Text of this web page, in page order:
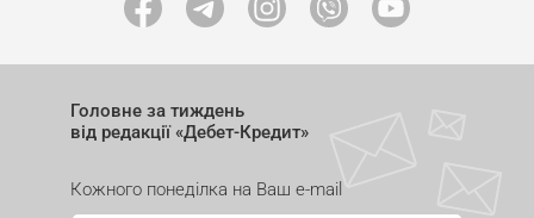
Головне за тиждень
від редакції «Дебет-Кредит»
Кожного понеділка на Ваш e-mail